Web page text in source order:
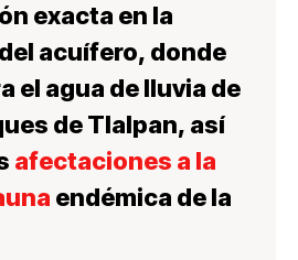
exacta en la
acuífero, donde
el agua de lluvia de
de Tlalpan, así
afectaciones a la
endémica de la